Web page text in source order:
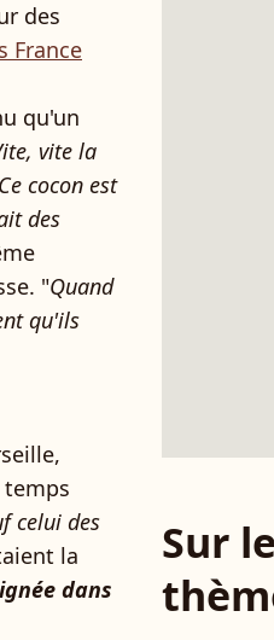
des
France
qu'un
vite la
cocon est
des
"Quand
qu'ils
temps
celui des
la
dans
Sur